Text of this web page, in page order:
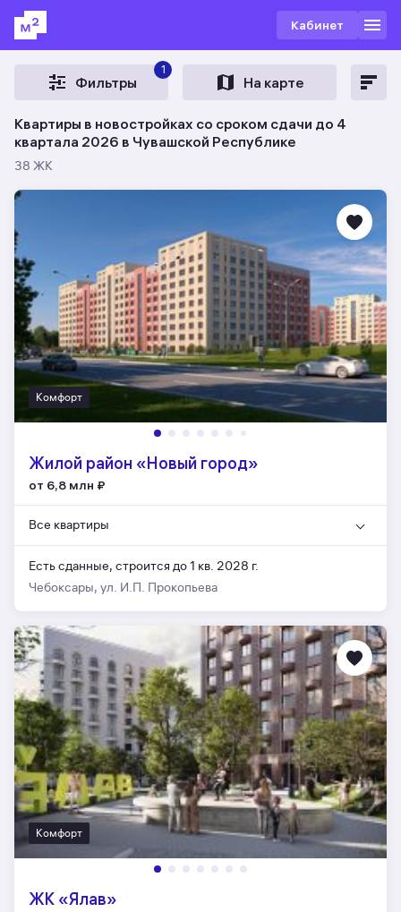
Кабинет
Фильтры
1
На карте
Квартиры в новостройках со сроком сдачи до 4
квартала 2026 в Чувашской Республике
38 ЖК
Комфорт
Жилой район «Новый город»
от 6,8 млн ₽
Все квартиры
Есть сданные, строится до 1 кв. 2028 г.
Чебоксары, ул. И.П. Прокопьева
Комфорт
ЖК «Ялав»